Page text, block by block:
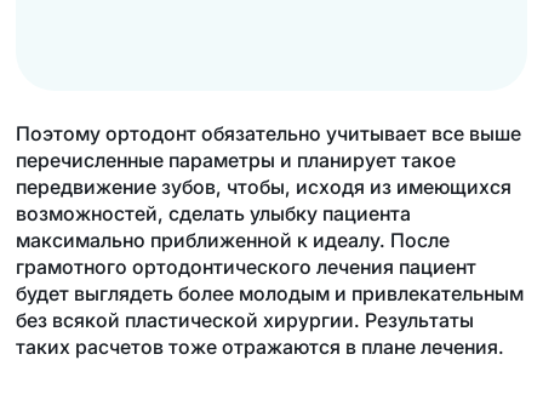
Поэтому ортодонт обязательно учитывает все выше
перечисленные параметры и планирует такое
передвижение зубов, чтобы, исходя из имеющихся
возможностей, сделать улыбку пациента
максимально приближенной к идеалу. После
грамотного ортодонтического лечения пациент
будет выглядеть более молодым и привлекательным
без всякой пластической хирургии. Результаты
таких расчетов тоже отражаются в плане лечения.